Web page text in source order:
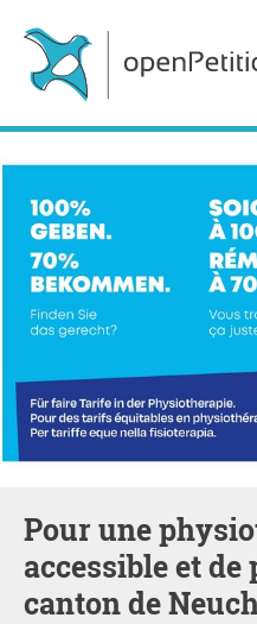
Pour une physiothérapie
accessible et
canton de